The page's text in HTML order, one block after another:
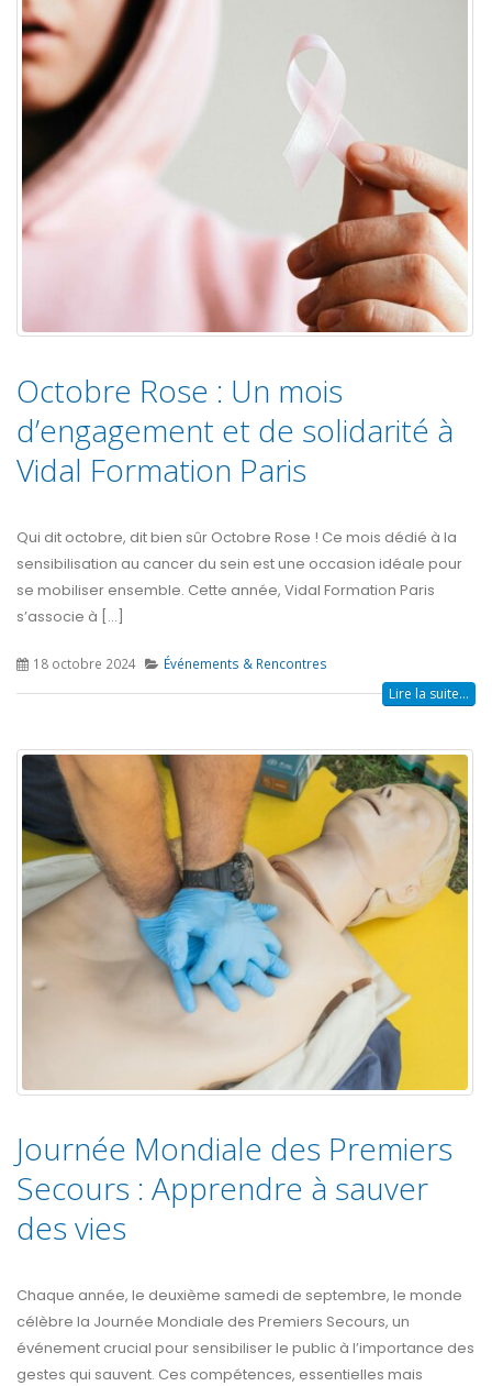
Octobre Rose : Un mois
d’engagement et de solidarité à
Vidal Formation Paris
Qui dit octobre, dit bien sûr Octobre Rose ! Ce mois dédié à la
sensibilisation au cancer du sein est une occasion idéale pour
se mobiliser ensemble. Cette année, Vidal Formation Paris
s’associe à [...]
18 octobre 2024 Événements & Rencontres
Lire la suite...
Journée Mondiale des Premiers
Secours : Apprendre à sauver
des vies
Chaque année, le deuxième samedi de septembre, le monde
célèbre la Journée Mondiale des Premiers Secours, un
événement crucial pour sensibiliser le public à l’importance des
gestes qui sauvent. Ces compétences, essentielles mais